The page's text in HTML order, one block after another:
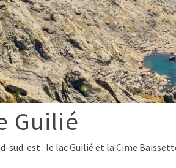
Guilié
sud-est : le lac Guilié et la Cime